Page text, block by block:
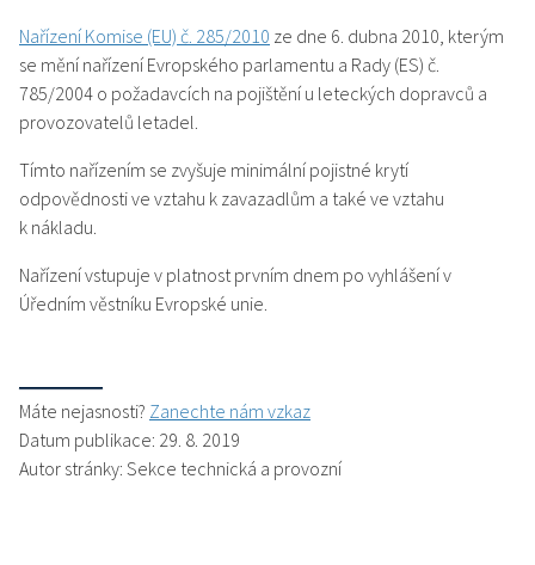
Nařízení Komise (EU) č. 285/2010 ze dne 6. dubna 2010, kterým
se mění nařízení Evropského parlamentu a Rady (ES) č.
785/2004 o požadavcích na pojištění u leteckých dopravců a
provozovatelů letadel.
Tímto nařízením se zvyšuje minimální pojistné krytí
odpovědnosti ve vztahu k zavazadlům a také ve vztahu
k nákladu.
Nařízení vstupuje v platnost prvním dnem po vyhlášení v
Úředním věstníku Evropské unie.
Máte nejasnosti? Zanechte nám vzkaz
Datum publikace: 29. 8. 2019
Autor stránky: Sekce technická a provozní